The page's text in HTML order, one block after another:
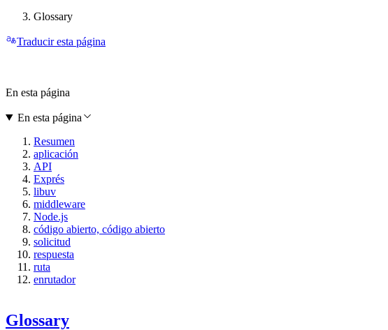
Glossary
Traducir esta página
Glossary
En esta página
En esta página
Resumen
aplicación
API
Exprés
libuv
middleware
Node.js
código abierto, código abierto
solicitud
respuesta
ruta
enrutador